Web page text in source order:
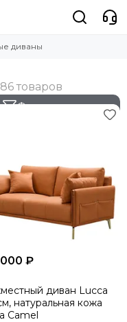
диваны
Фильтр товаров
₽
диван Lucca
натуральная кожа
Camel